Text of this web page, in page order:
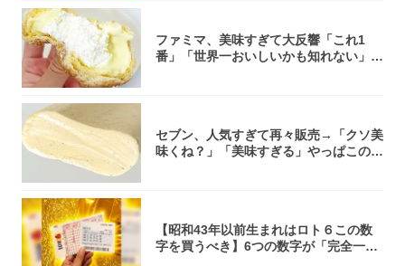
ファミマ、美味すぎて大反響「これ1
番」「世界一おいしいかも知れない」
セブン、人気すぎて再々販売→「クソ美
味くね？」「美味すぎる」やっぱこのク
【昭和43年以前生まれはロト６この数
字を買うべき】6つの数字が「完全一